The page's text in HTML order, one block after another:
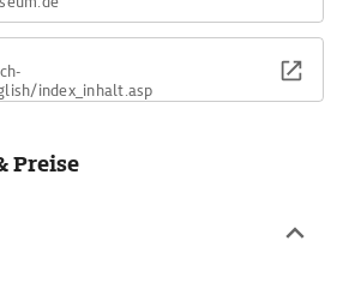
index_inhalt.asp
Preise